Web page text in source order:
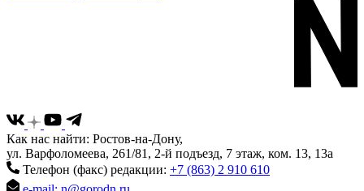
Как нас найти: Ростов-на-Дону,
ул. Варфоломеева, 261/81, 2-й подъезд, 7 этаж, ком. 13, 13а
Телефон (факс) редакции: +7 (863) 2 910 610